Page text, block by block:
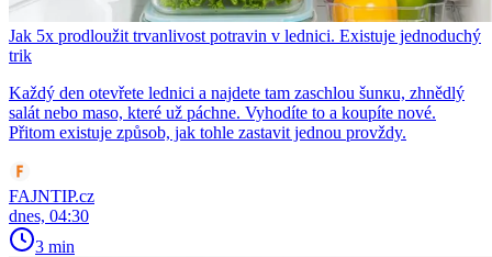
Jak 5x prodloužit trvanlivost potravin v lednici. Existuje jednoduchý
trik
Každý den otevřete lednici a najdete tam zaschlou šunкu, zhnědlý
salát nebo maso, které už páchne. Vyhodíte to a koupíte nové.
Přitom existuje způsob, jak tohle zastavit jednou provždy.
FAJNTIP.cz
dnes, 04:30
3 min